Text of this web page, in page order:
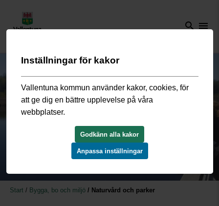
search menu
Start / Bygga, bo och miljö / Naturvård och parker
Inställningar för kakor
Vallentuna kommun använder kakor, cookies, för
att ge dig en bättre upplevelse på våra
webbplatser.
Godkänn alla kakor
Anpassa inställningar